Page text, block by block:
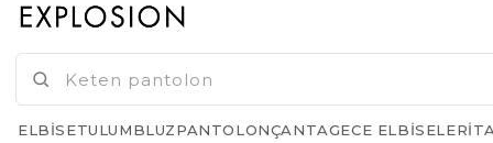
ELBISETULUMBLUZPANTOLONÇANTAGECE ELBISELERI